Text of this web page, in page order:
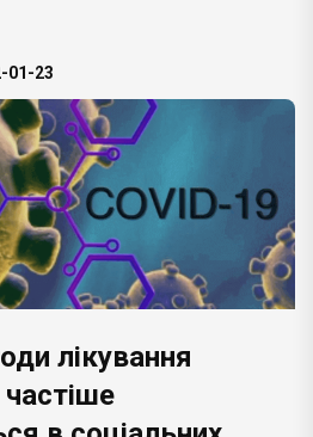
01-23
лікування